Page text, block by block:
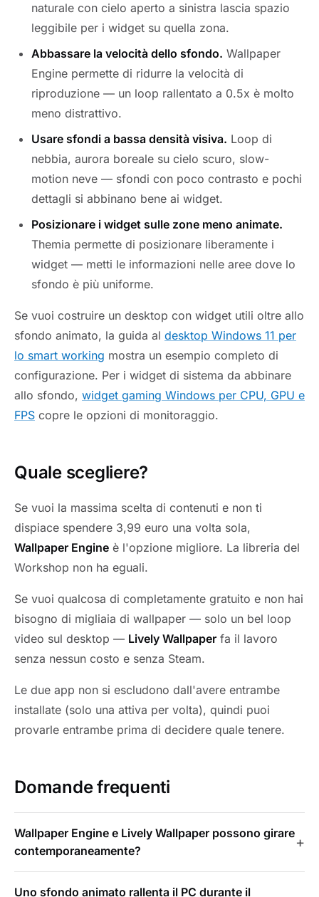
naturale con cielo aperto a sinistra lascia spazio
leggibile per i widget su quella zona.
Abbassare la velocità dello sfondo. Wallpaper
Engine permette di ridurre la velocità di
riproduzione — un loop rallentato a 0.5x è molto
meno distrattivo.
Usare sfondi a bassa densità visiva. Loop di
nebbia, aurora boreale su cielo scuro, slow-
motion neve — sfondi con poco contrasto e pochi
dettagli si abbinano bene ai widget.
Posizionare i widget sulle zone meno animate.
Themia permette di posizionare liberamente i
widget — metti le informazioni nelle aree dove lo
sfondo è più uniforme.
Se vuoi costruire un desktop con widget utili oltre allo
sfondo animato, la guida al desktop Windows 11 per
lo smart working mostra un esempio completo di
configurazione. Per i widget di sistema da abbinare
allo sfondo, widget gaming Windows per CPU, GPU e
FPS copre le opzioni di monitoraggio.
Quale scegliere?
Se vuoi la massima scelta di contenuti e non ti
dispiace spendere 3,99 euro una volta sola,
Wallpaper Engine è l'opzione migliore. La libreria del
Workshop non ha eguali.
Se vuoi qualcosa di completamente gratuito e non hai
bisogno di migliaia di wallpaper — solo un bel loop
video sul desktop — Lively Wallpaper fa il lavoro
senza nessun costo e senza Steam.
Le due app non si escludono dall'avere entrambe
installate (solo una attiva per volta), quindi puoi
provarle entrambe prima di decidere quale tenere.
Domande frequenti
Wallpaper Engine e Lively Wallpaper possono girare
contemporaneamente?
Uno sfondo animato rallenta il PC durante il